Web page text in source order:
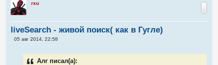
rxu
liveSearch - живой поиск( как в Гугле)
С
05 авг 2014, 22:58
Алг писал(а):